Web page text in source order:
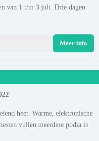
van 1 t/m 3 juli. Drie dagen
Meer info
heet. Warme, elektronische
vullen meerdere podia in